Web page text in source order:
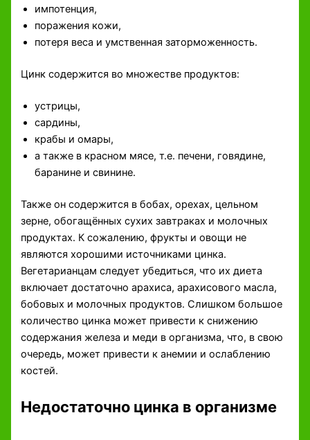
импотенция,
поражения кожи,
потеря веса и умственная заторможенность.
Цинк содержится во множестве продуктов:
устрицы,
сардины,
крабы и омары,
а также в красном мясе, т.е. печени, говядине,
баранине и свинине.
Также он содержится в бобах, орехах, цельном
зерне, обогащённых сухих завтраках и молочных
продуктах. К сожалению, фрукты и овощи не
являются хорошими источниками цинка.
Вегетарианцам следует убедиться, что их диета
включает достаточно арахиса, арахисового масла,
бобовых и молочных продуктов. Слишком большое
количество цинка может привести к снижению
содержания железа и меди в организма, что, в свою
очередь, может привести к анемии и ослаблению
костей.
Недостаточно цинка в организме